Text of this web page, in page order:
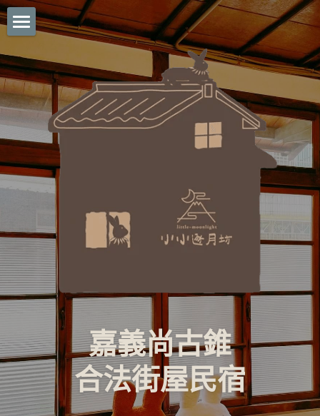
About
Gallery
Media
Contact
POWERED BY
嘉義尚古錐
合法街屋民宿